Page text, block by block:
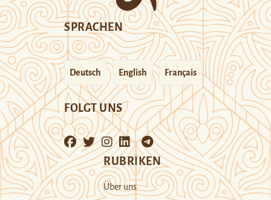
SPRACHEN
Deutsch English Français
FOLGT UNS
RUBRIKEN
Über uns